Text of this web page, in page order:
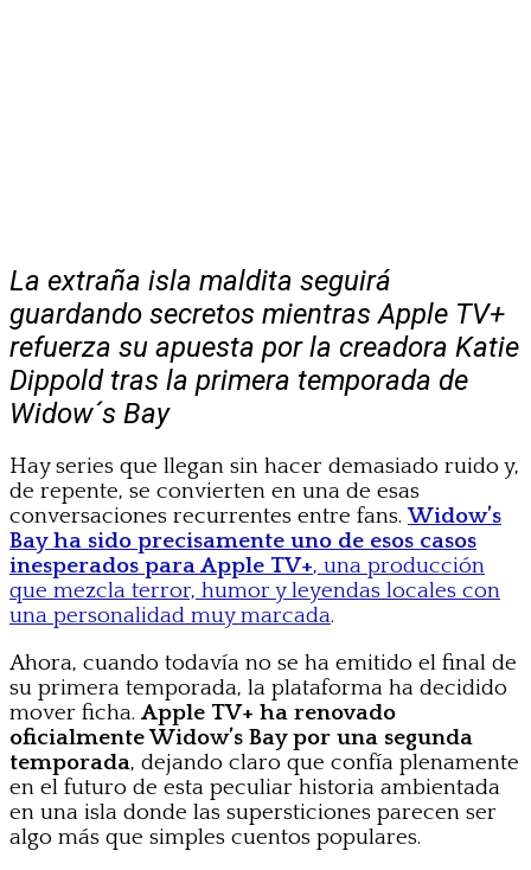
La extraña isla maldita seguirá
guardando secretos mientras Apple TV+
refuerza su apuesta por la creadora Katie
Dippold tras la primera temporada de
Widow´s Bay
Hay series que llegan sin hacer demasiado ruido y,
de repente, se convierten en una de esas
conversaciones recurrentes entre fans.Widow’s
Bay ha sido precisamente uno de esos casos
inesperados para Apple TV+, una producción
que mezcla terror, humor y leyendas locales con
una personalidad muy marcada.
Ahora, cuando todavía no se ha emitido el final de
su primera temporada, la plataforma ha decidido
mover ficha. Apple TV+ ha renovado
oficialmente Widow’s Bay por una segunda
temporada, dejando claro que confía plenamente
en el futuro de esta peculiar historia ambientada
en una isla donde las supersticiones parecen ser
algo más que simples cuentos populares.